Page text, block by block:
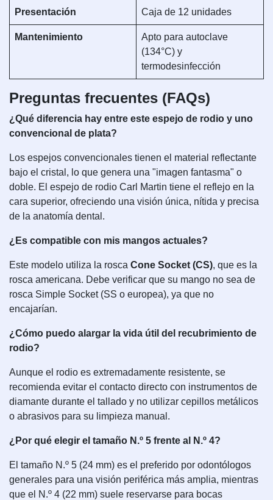
Presentación Caja de 12 unidades
Mantenimiento
Apto para autoclave
(134°C) y
termodesinfección
Preguntas frecuentes (FAQs)
¿Qué diferencia hay entre este espejo de rodio y uno
convencional de plata?
Los espejos convencionales tienen el material reflectante
bajo el cristal, lo que genera una "imagen fantasma" o
doble. El espejo de rodio Carl Martin tiene el reflejo en la
cara superior, ofreciendo una visión única, nítida y precisa
de la anatomía dental.
¿Es compatible con mis mangos actuales?
Este modelo utiliza la rosca Cone Socket (CS), que es la
rosca americana. Debe verificar que su mango no sea de
rosca Simple Socket (SS o europea), ya que no
encajarían.
¿Cómo puedo alargar la vida útil del recubrimiento de
rodio?
Aunque el rodio es extremadamente resistente, se
recomienda evitar el contacto directo con instrumentos de
diamante durante el tallado y no utilizar cepillos metálicos
o abrasivos para su limpieza manual.
¿Por qué elegir el tamaño N.º 5 frente al N.º 4?
El tamaño N.º 5 (24 mm) es el preferido por odontólogos
generales para una visión periférica más amplia, mientras
que el N.º 4 (22 mm) suele reservarse para bocas